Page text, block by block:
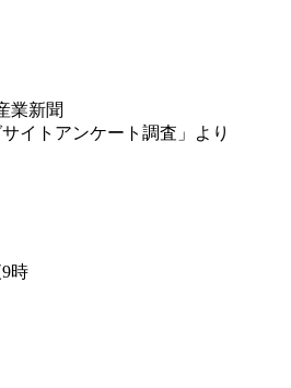
業新聞
イトアンケート調査」より
時